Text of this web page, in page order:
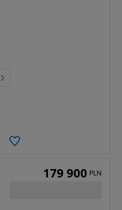
179 900 PLN